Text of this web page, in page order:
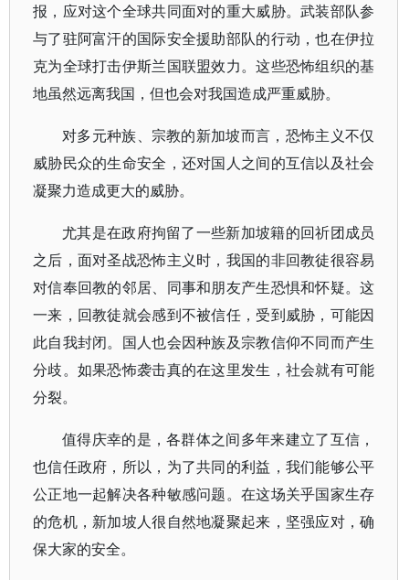
报，应对这个全球共同面对的重大威胁。武装部队参
与了驻阿富汗的国际安全援助部队的行动，也在伊拉
克为全球打击伊斯兰国联盟效力。这些恐怖组织的基
地虽然远离我国，但也会对我国造成严重威胁。
对多元种族、宗教的新加坡而言，恐怖主义不仅
威胁民众的生命安全，还对国人之间的互信以及社会
凝聚力造成更大的威胁。
尤其是在政府拘留了一些新加坡籍的回祈团成员
之后，面对圣战恐怖主义时，我国的非回教徒很容易
对信奉回教的邻居、同事和朋友产生恐惧和怀疑。这
一来，回教徒就会感到不被信任，受到威胁，可能因
此自我封闭。国人也会因种族及宗教信仰不同而产生
分歧。如果恐怖袭击真的在这里发生，社会就有可能
分裂。
值得庆幸的是，各群体之间多年来建立了互信，
也信任政府，所以，为了共同的利益，我们能够公平
公正地一起解决各种敏感问题。在这场关乎国家生存
的危机，新加坡人很自然地凝聚起来，坚强应对，确
保大家的安全。